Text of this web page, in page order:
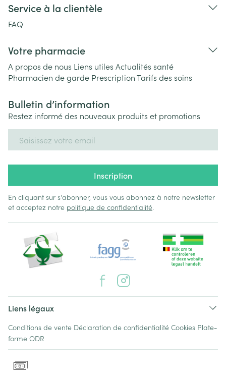
Service à la clientèle
FAQ
Votre pharmacie
A propos de nous Liens utiles Actualités santé
Pharmacien de garde PrescriptionTarifs des soins
Bulletin d’information
Restez informé des nouveaux produits et promotions
Inscription
En cliquant sur s'abonner, vous vous abonnez à notre newsletter
et acceptez notre politique de confidentialité.
Liens légaux
Conditions de vente Déclaration de confidentialité Cookies Plate-
forme ODR